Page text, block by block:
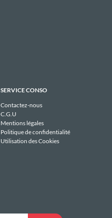
SERVICE CONSO
Contactez-nous
C.G.U
Mentions légales
Politique de confidentialité
Utilisation des Cookies